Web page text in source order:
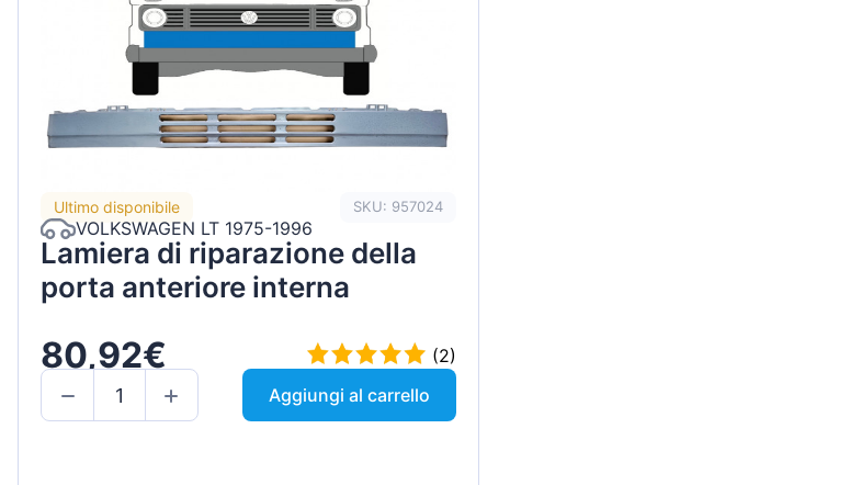
Ultimo disponibile SKU: 957024
VOLKSWAGEN LT 1975-1996
Lamiera di riparazione della
porta anteriore interna
80,92€
(2)
Aggiungi al carrello